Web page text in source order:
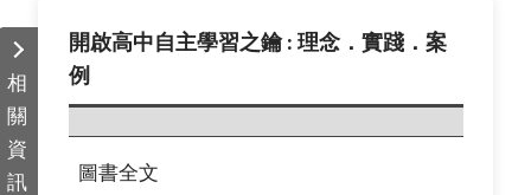
相
關
資
訊
開啟高中自主學習之鑰 : 理念．實踐．案
例
圖書全文